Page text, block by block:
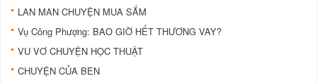
LAN MAN CHUYỆN MUA SẮM
Vụ Công Phượng: BAO GIỜ HẾT THƯƠNG VAY?
VU VƠ CHUYỆN HỌC THUẬT
CHUYỆN CỦA BEN